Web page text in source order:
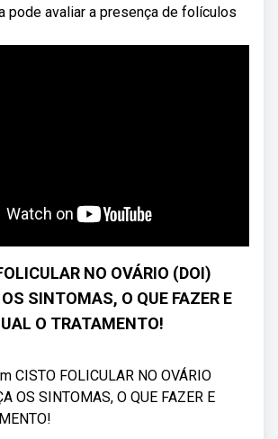
pode avaliar a presença de folículos
NO OVÁRIO (DOI)
SINTOMAS, O QUE FAZER E
O TRATAMENTO!
CISTO FOLICULAR NO OVÁRIO
OS SINTOMAS, O QUE FAZER E